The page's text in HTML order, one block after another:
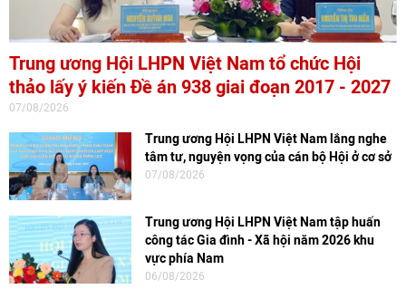
Trung ương Hội LHPN Việt Nam tổ chức Hội
thảo lấy ý kiến Đề án 938 giai đoạn 2017 - 2027
07/08/2026
Trung ương Hội LHPN Việt Nam lắng nghe
tâm tư, nguyện vọng của cán bộ Hội ở cơ sở
07/08/2026
Trung ương Hội LHPN Việt Nam tập huấn
công tác Gia đình - Xã hội năm 2026 khu
vực phía Nam
06/08/2026